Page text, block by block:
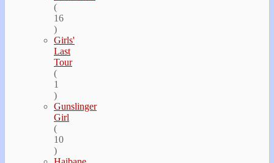
(
16
)
Girls'
Last
Tour
(
1
)
Gunslinger
Girl
(
10
)